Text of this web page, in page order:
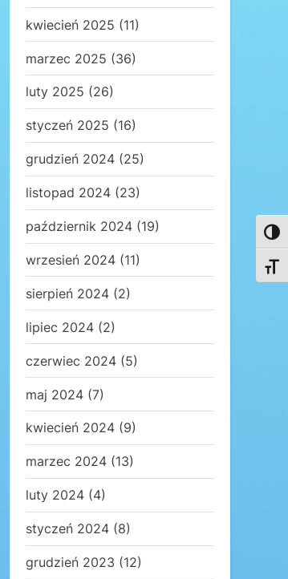
kwiecień 2025 (11)
marzec 2025 (36)
luty 2025 (26)
styczeń 2025 (16)
grudzień 2024 (25)
listopad 2024 (23)
październik 2024 (19)
wrzesień 2024 (11)
sierpień 2024 (2)
lipiec 2024 (2)
czerwiec 2024 (5)
maj 2024 (7)
kwiecień 2024 (9)
marzec 2024 (13)
luty 2024 (4)
styczeń 2024 (8)
grudzień 2023 (12)